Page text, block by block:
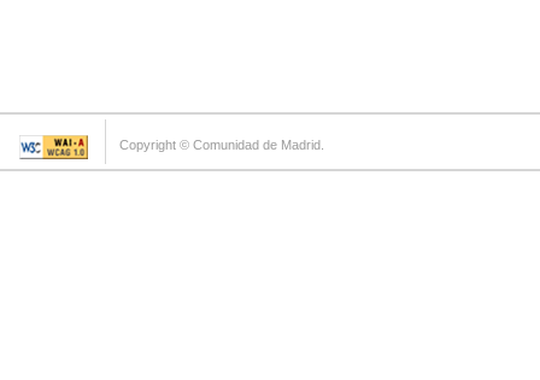
Copyright © Comunidad de Madrid.